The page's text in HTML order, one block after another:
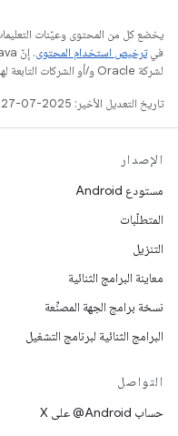
يخضع كل من المحتوى وعيّنات
فيترخيص استخدام المحتوى
لشركة Oracle و/أو الشركات التابعة لها.
تاريخ التعديل الأخير: 2025-07-27 (حسب التوقيت العالمي المتفَّق عليه)
الإصدار
مستودع Android
المتطلّبات
التنزيل
معاينة البرامج الثنائية
نسخة برامج الجهة المصنِّعة
البرامج الثنائية لبرنامج التشغيل
التواصل
حساب ‎@Android على X